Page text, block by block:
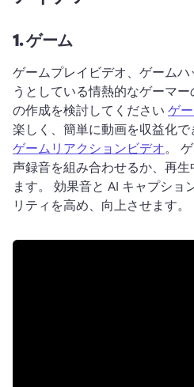
1.ゲーム
ゲームプレイビデオ、ゲーム
うとしている情熱的なゲーマ
の作成を検討してください ゲ
楽しく、簡単に動画を収益化で
ゲームリアクションビデオ。
声録音を組み合わせるか、再
ます。 効果音と AI キャプショ
リティを高め、向上させます。